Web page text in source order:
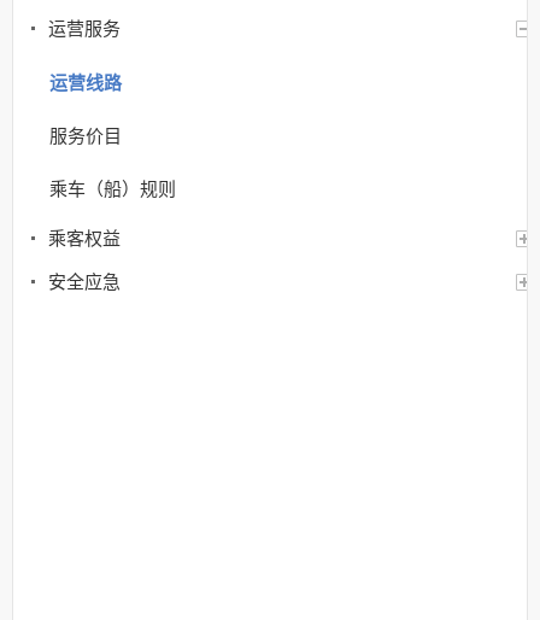
运营服务
运营线路
服务价目
乘车（船）规则
乘客权益
安全应急